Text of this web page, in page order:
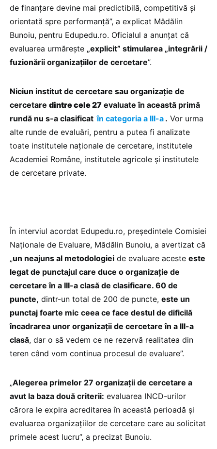
de finanțare devine mai predictibilă, competitivă și
orientată spre performanță”, a explicat Mădălin
Bunoiu, pentru Edupedu.ro. Oficialul a anunțat că
evaluarea urmărește „explicit” stimularea „integrării /
fuzionării organizațiilor de cercetare”.
Niciun institut de cercetare sau organizație de
cercetare dintre cele 27 evaluate în această primă
rundă nu s-a clasificat în categoria a III-a . Vor urma
alte runde de evaluări, pentru a putea fi analizate
toate institutele naționale de cercetare, institutele
Academiei Române, institutele agricole și institutele
de cercetare private.
În interviul acordat Edupedu.ro, președintele Comisiei
Naționale de Evaluare, Mădălin Bunoiu, a avertizat că
„un neajuns al metodologiei de evaluare aceste este
legat de punctajul care duce o organizație de
cercetare în a III-a clasă de clasificare. 60 de
puncte, dintr-un total de 200 de puncte, este un
punctaj foarte mic ceea ce face destul de dificilă
încadrarea unor organizații de cercetare în a III-a
clasă, dar o să vedem ce ne rezervă realitatea din
teren când vom continua procesul de evaluare”.
„Alegerea primelor 27 organizații de cercetare a
avut la baza două criterii: evaluarea INCD-urilor
cărora le expira acreditarea în această perioadă și
evaluarea organizațiilor de cercetare care au solicitat
primele acest lucru”, a precizat Bunoiu.